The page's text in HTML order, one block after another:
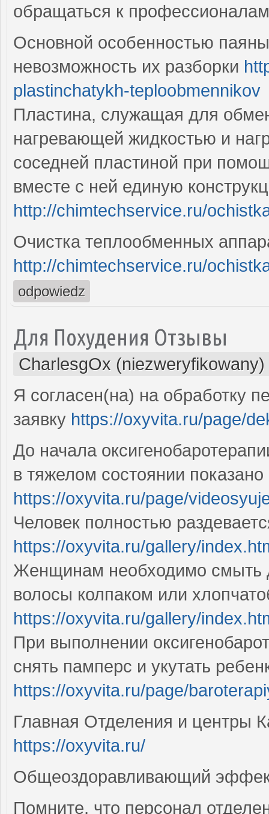
обращаться к
Основной особенностью
невозможность их разборки
plastinchatykh-teploobmennikov
Пластина, служащая для
нагревающей жидкостью и
соседней пластиной при
вместе с ней единую
http://chimtechservice.ru/
Очистка теплообменных
http://chimtechservice.ru/
odpowiedz
Для Похудения Отзывы
CharlesgOx (niezweryfikowany)
Я согласен(на) на обработку
заявку https://oxyvita.ru/page/
До начала
в тяжелом состоянии
https://oxyvita.ru/page/
Человек полностью
https://oxyvita.ru/gallery/
Женщинам необходимо смыть
волосы колпаком или
https://oxyvita.ru/gallery/
При выполнении
снять памперс и укутать
https://oxyvita.ru/page/
Главная Отделения и центры
https://oxyvita.ru/
Общеоздоравливающий
Помните, что персонал